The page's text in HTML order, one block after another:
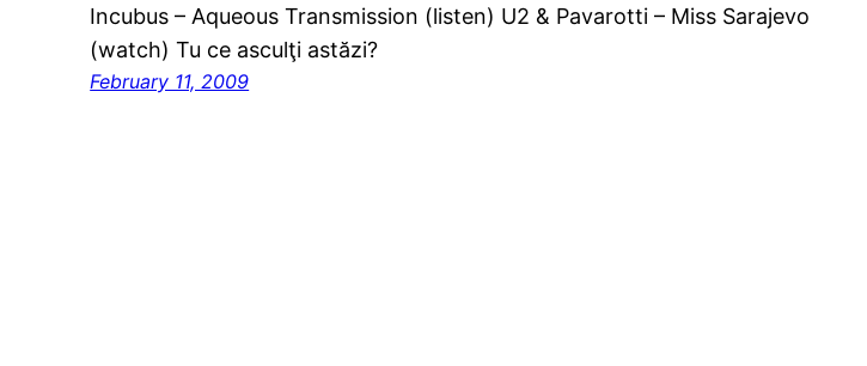
Incubus – Aqueous Transmission (listen) U2 & Pavarotti – Miss Sarajevo
(watch) Tu ce asculţi astăzi?
February 11, 2009